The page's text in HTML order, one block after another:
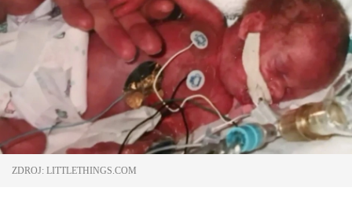
ZDROJ: LITTLETHINGS.COM